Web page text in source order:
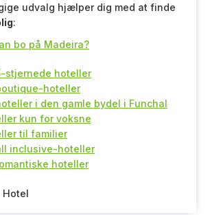
udvalg hjælper dig med at finde
:
bo på Madeira?
stjernede hoteller
hoteller
i den gamle bydel i Funchal
kun for voksne
til familier
inclusive-hoteller
hoteller